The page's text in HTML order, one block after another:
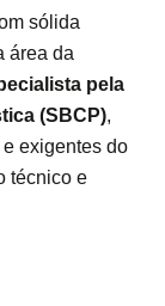
sólida
área da
pela
(SBCP),
exigentes do
técnico e